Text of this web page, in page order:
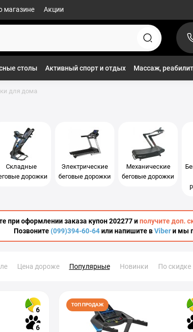
магазине Акции
столы Активный спорт и отдых Массаж,
для дома
Складные
дорожки
Электрические
беговые дорожки
Механические
беговые дорожки
при оформлении заказа купон 202277 иполучите доп.
Позвоните(099)394-60-64или напишите вViberи мы
Цена дороже Популярные Новинки По скидке
6
6
ТОП ПРОДАЖ